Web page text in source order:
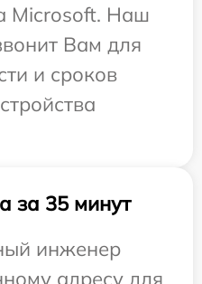
Microsoft. Наш
Вам для
и сроков
за 35 минут
инженер
адресу для